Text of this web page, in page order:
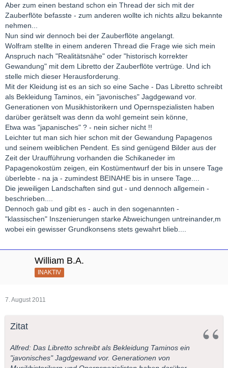
Aber zum einen bestand schon ein Thread der sich mit der
Zauberflöte befasste - zum anderen wollte ich nichts allzu bekannte
nehmen...
Nun sind wir dennoch bei der Zauberflöte angelangt.
Wolfram stellte in einem anderen Thread die Frage wie sich mein
Anspruch nach "Realitätsnähe" oder "historisch korrekter
Gewandung" mit dem Libretto der Zauberflöte vertrüge. Und ich
stelle mich dieser Herausforderung.
Mit der Kleidung ist es an sich so eine Sache - Das Libretto schreibt
als Bekleidung Taminos, ein "javonisches" Jagdgewand vor.
Generationen von Musikhistorikern und Opernspezialisten haben
darüber gerätselt was denn da wohl gemeint sein könne,
Etwa was "japanisches" ? - nein sicher nicht !!
Leichter tut man sich hier schon mit der Gewandung Papagenos
und seinem weiblichen Pendent. Es sind genügend Bilder aus der
Zeit der Uraufführung vorhanden die Schikaneder im
Papagenokostüm zeigen, ein Kostümentwurf der bis in unsere Tage
überlebte - na ja - zumindest BEINAHE bis in unsere Tage....
Die jeweiligen Landschaften sind gut - und dennoch allgemein -
beschrieben....
Dennoch gab und gibt es - auch in den sogenannten -
"klassischen" Inszenierungen starke Abweichungen untreinander,m
wobei ein gewisser Grundkonsens stets gewahrt blieb....
William B.A.
INAKTIV
7. August 2011
Zitat
Alfred: Das Libretto schreibt als Bekleidung Taminos ein
"javonisches" Jagdgewand vor. Generationen von